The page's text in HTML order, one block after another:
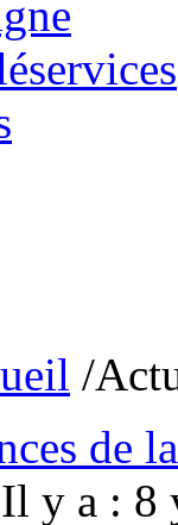
/
de
y a : 8